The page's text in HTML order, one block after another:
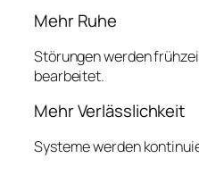
Mehr Ruhe
Störungen werden
bearbeitet.
Mehr Verlässlichkeit
Systeme werden